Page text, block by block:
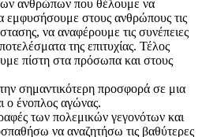
ανθρώπων που θέλουμε να
εμφυσήσουμε στους ανθρώπους τις
να αναφέρουμε τις συνέπειες
της επιτυχίας. Τέλος
πίστη στα πρόσωπα και στους
σημαντικότερη προσφορά σε μια
ο ένοπλος αγώνας.
των πολεμικών γεγονότων και
να αναζητήσω τις βαθύτερες